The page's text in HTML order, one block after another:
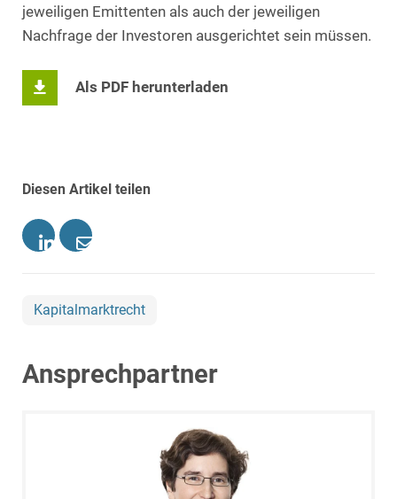
jeweiligen Emittenten als auch der jeweiligen
Nachfrage der Investoren ausgerichtet sein müssen.
Als PDF herunterladen
Diesen Artikel teilen
Kapitalmarktrecht
Ansprechpartner